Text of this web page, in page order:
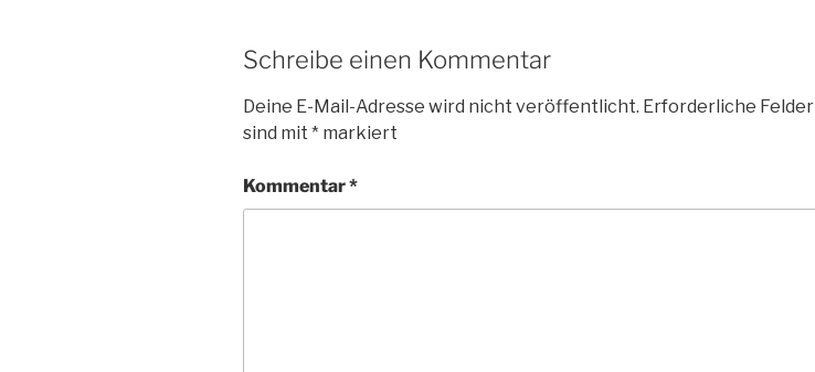
Schreibe einen Kommentar
Deine E-Mail-Adresse wird nicht veröffentlicht. Erforderliche Felder
sind mit * markiert
Kommentar*